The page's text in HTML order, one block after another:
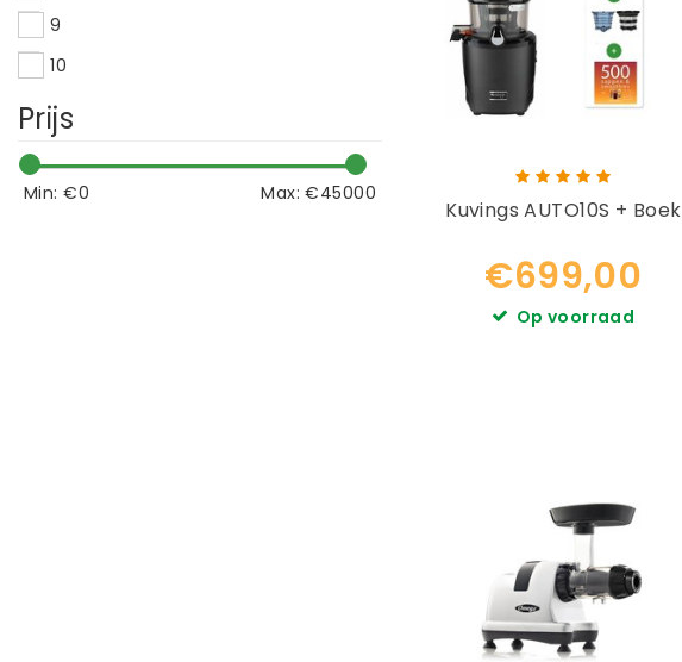
HappyCall
Hendi
Hurom
Imperial Kitchen
9
10
Prijs
Min: €0 Max: €45000
Kuvings AUTO10S + Boek
€699,00
Op voorraad